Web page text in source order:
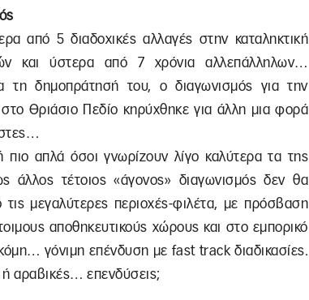
από 5 διαδοχικές αλλαγές στην καταληκτική
και ύστερα από 7 χρόνια αλλεπάλληλων…
δημοπράτησή του, ο διαγωνισμός για την
Θριάσιο Πεδίο κηρύχθηκε για άλλη μια φορά
πιο απλά όσοι γνωρίζουν λίγο καλύτερα τα της
άλλος τέτοιος «άγονος» διαγωνισμός δεν θα
μεγαλύτερες περιοχές-φιλέτα, με πρόσβαση
αποθηκευτικούς χώρους και στο εμπορικό
γόνιμη επένδυση με fast track διαδικασίες.
ή αραβικές… επενδύσεις;